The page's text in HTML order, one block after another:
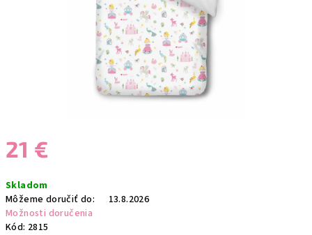
21 €
cena:
Skladom
Môžeme doručiť do:
13.8.2026
Možnosti doručenia
Kód: 2815